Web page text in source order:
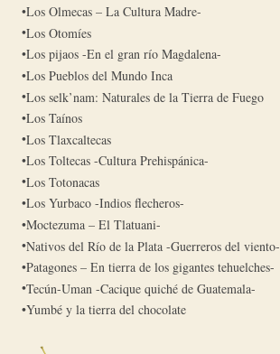
Los Olmecas – La Cultura Madre-
Los Otomíes
Los pijaos -En el gran río Magdalena-
Los Pueblos del Mundo Inca
Los selk’nam: Naturales de la Tierra de Fuego
Los Taínos
Los Tlaxcaltecas
Los Toltecas -Cultura Prehispánica-
Los Totonacas
Los Yurbaco -Indios flecheros-
Moctezuma – El Tlatuani-
Nativos del Río de la Plata -Guerreros del viento-
Patagones – En tierra de los gigantes tehuelches-
Tecún-Uman -Cacique quiché de Guatemala-
Yumbé y la tierra del chocolate